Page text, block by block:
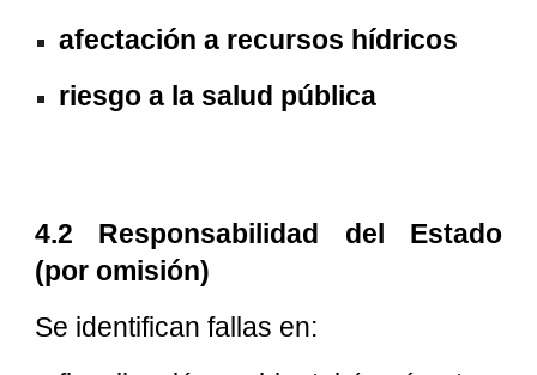
afectación a recursos hídricos
riesgo a la salud pública
4.2 Responsabilidad del Estado
(por omisión)
Se identifican fallas en: